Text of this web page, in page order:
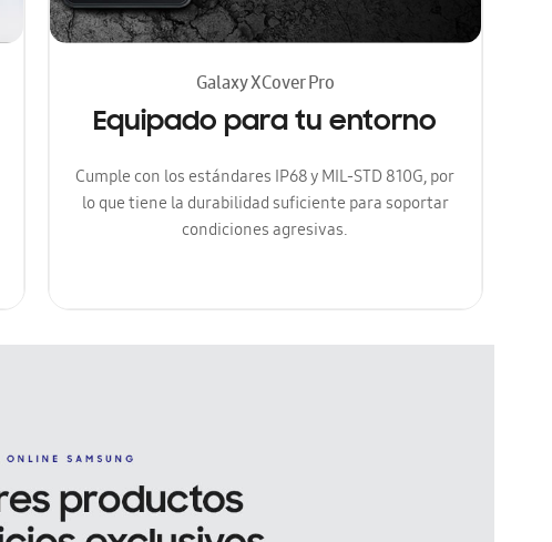
Galaxy XCover Pro
Equipado para tu entorno
Cumple con los estándares IP68 y MIL-STD 810G, por
lo que tiene la durabilidad suficiente para soportar
condiciones agresivas.